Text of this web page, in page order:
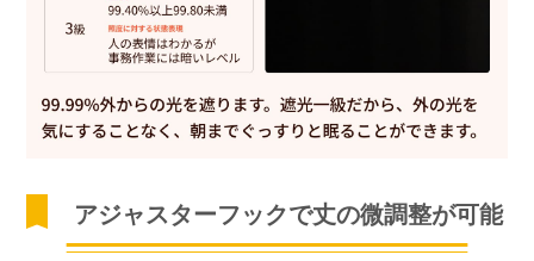
アジャスターフックで丈の微調整が可能